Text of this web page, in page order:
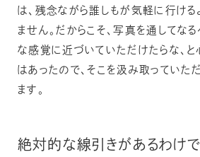
は、残念ながら誰しもが気軽に行ける
ません。だからこそ、写真を通してなる
な感覚に近づいていただけたらな、と
はあったので、そこを汲み取っていた
ます。
絶対的な線引きがあるわけ